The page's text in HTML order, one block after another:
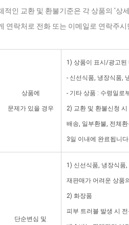
적인 교환 및 환불기준은 각 상품의 '상
연락처로 전화 또는 이메일로 연락주
상품에
문제가 있을 경우
1) 상품이 표시/광고된
- 신선식품, 냉장식품,
- 기타 상품 : 수령일로
2) 교환 및 환불신청
배송, 일부환불, 전체
3일 이내에 완료됩니
단순변심 및
1) 신선식품, 냉장식품
재판매가 어려운 상품
2) 화장품
피부 트러블 발생 시